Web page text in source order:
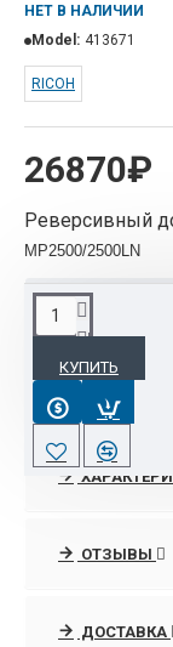
26870₽
НЕТ В НАЛИЧИИ
Model: 413671
RICOH
Реверсивный
MP2500/2500LN
КУПИТЬ
ОПИСАНИЕ
Реверсивный
ОТЗЫВЫ
ДОСТАВКА